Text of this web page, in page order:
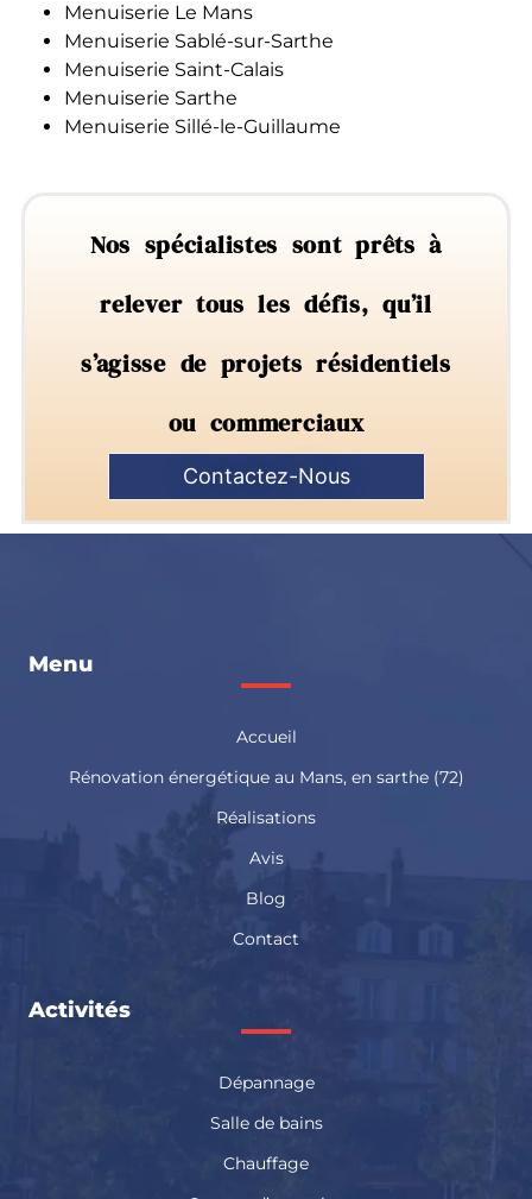
Menuiserie Le Mans
Menuiserie Sablé-sur-Sarthe
Menuiserie Saint-Calais
Menuiserie Sarthe
Menuiserie Sillé-le-Guillaume
Nos spécialistes sont prêts à
relever tous les défis, qu’il
s’agisse de projets résidentiels
ou commerciaux
Contactez-Nous
Menu
Accueil
Rénovation énergétique au Mans, en sarthe (72)
Réalisations
Avis
Blog
Contact
Activités
Dépannage
Salle de bains
Chauffage